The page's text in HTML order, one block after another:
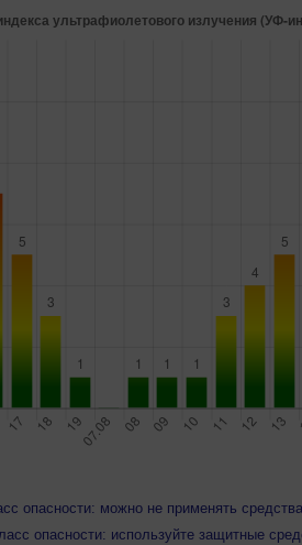
опасности: можно не применять
опасности: используйте защитные